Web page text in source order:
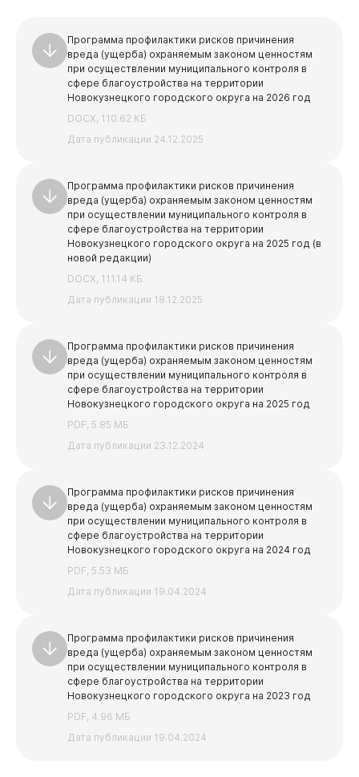
Программа профилактики рисков причинения
вреда (ущерба) охраняемым законом ценностям
при осуществлении муниципального контроля в
сфере благоустройства на территории
Новокузнецкого городского округа на 2026 год
DOCX, 110.62 КБ
Дата публикации 24.12.2025
Программа профилактики рисков причинения
вреда (ущерба) охраняемым законом ценностям
при осуществлении муниципального контроля в
сфере благоустройства на территории
Новокузнецкого городского округа на 2025 год (в
новой редакции)
DOCX, 111.14 КБ
Дата публикации 18.12.2025
Программа профилактики рисков причинения
вреда (ущерба) охраняемым законом ценностям
при осуществлении муниципального контроля в
сфере благоустройства на территории
Новокузнецкого городского округа на 2025 год
PDF, 5.85 МБ
Дата публикации 23.12.2024
Программа профилактики рисков причинения
вреда (ущерба) охраняемым законом ценностям
при осуществлении муниципального контроля в
сфере благоустройства на территории
Новокузнецкого городского округа на 2024 год
PDF, 5.53 МБ
Дата публикации 19.04.2024
Программа профилактики рисков причинения
вреда (ущерба) охраняемым законом ценностям
при осуществлении муниципального контроля в
сфере благоустройства на территории
Новокузнецкого городского округа на 2023 год
PDF, 4.96 МБ
Дата публикации 19.04.2024